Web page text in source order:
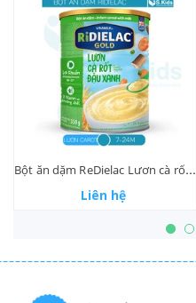
Bột ăn dặm ReDielac Lươn cà rốt đậu xanh
Liên hệ